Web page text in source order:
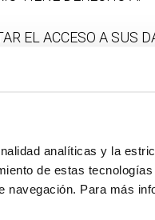
analíticas y la
de estas
navegación. Para más
EL ACCESO A SUS
LA RECTIFICACIÓN
CUANDO, ENTRE
NO SEAN
FUERON